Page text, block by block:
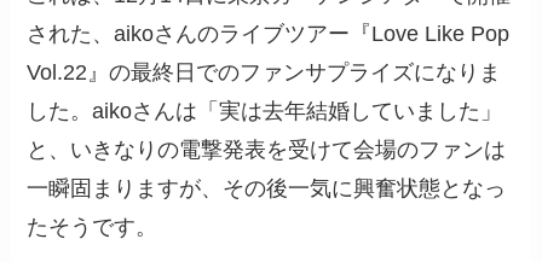
された、aikoさんのライブツアー『Love Like Pop
Vol.22』の最終日でのファンサプライズになりま
した。aikoさんは「実は去年結婚していました」
と、いきなりの電撃発表を受けて会場のファンは
一瞬固まりますが、その後一気に興奮状態となっ
たそうです。